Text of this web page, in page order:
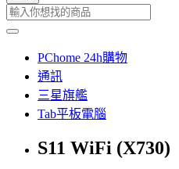
PChome 24h購物
通訊
三星旗艦
Tab平板電腦
S11 WiFi (X730)